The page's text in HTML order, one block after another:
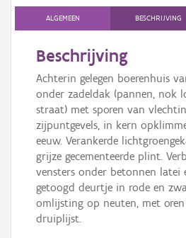
ALGEMEEN BESCHRIJVING
Beschrijving
Achterin gelegen boerenhuis
onder zadeldak (pannen, nok
straat) met sporen van
zijpuntgevels, in kern
eeuw. Verankerde
grijze gecementeerde plint.
vensters onder betonnen latei
getoogd deurtje in rode en
omlijsting op neuten, met oren
druiplijst.